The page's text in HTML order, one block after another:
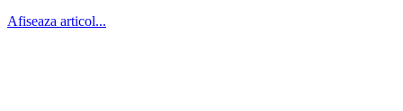
Afiseaza articol...